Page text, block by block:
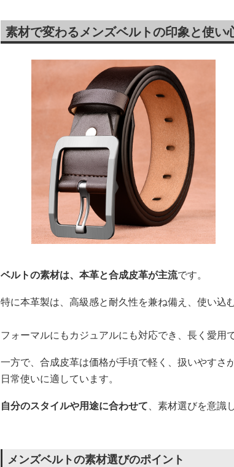
素材で変わるメンズベルトの印象と使い
ベルトの素材は、本革と合成皮革が主流です。
特に本革製は、高級感と耐久性を兼ね備え、使い込
フォーマルにもカジュアルにも対応でき、長く愛用で
一方で、合成皮革は価格が手頃で軽く、扱いやすさが
日常使いに適しています。
自分のスタイルや用途に合わせて、素材選びを意識
メンズベルトの素材選びのポイント